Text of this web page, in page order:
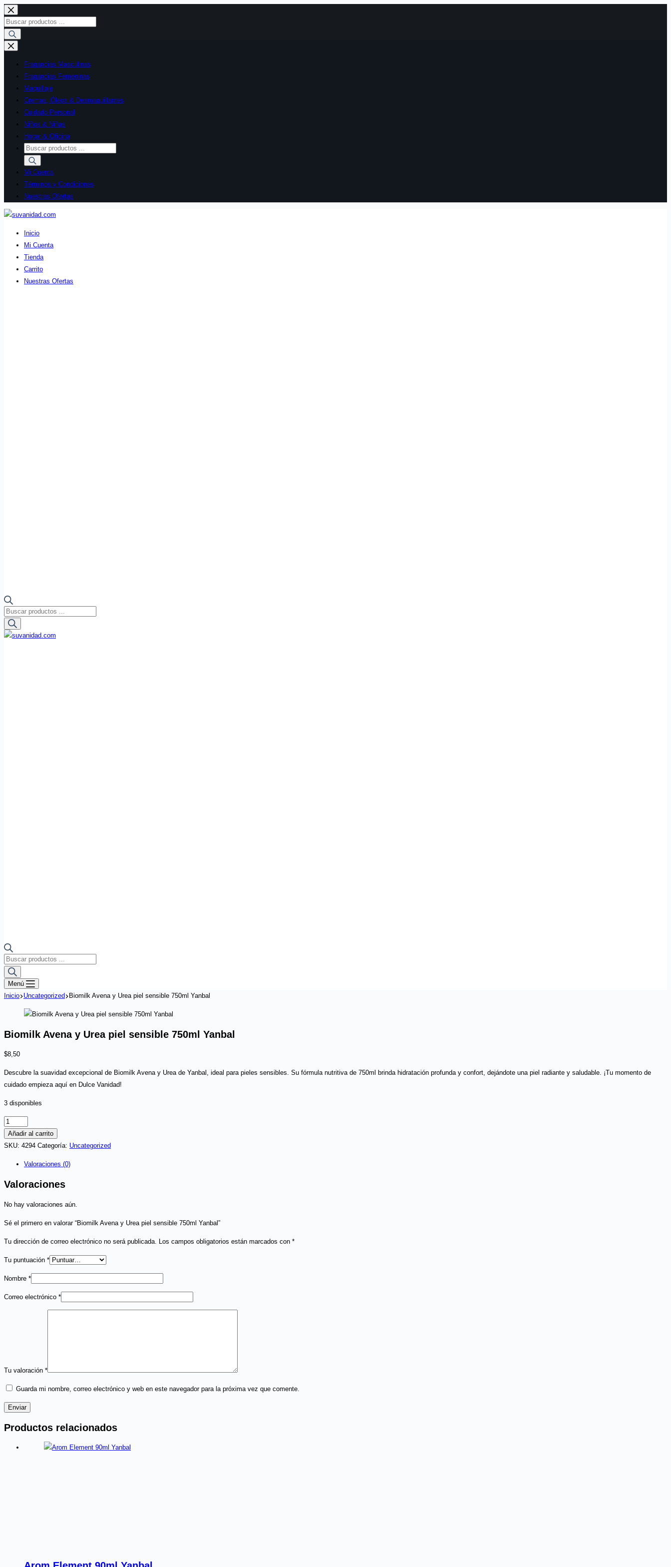
Saltar
al
contenido
Búsqueda
de
productos
Fragancias Masculinas
Fragancias Femeninas
Maquillaje
Cremas, Óleos & Desmaquillantes
Cuidado Personal
Niños & Niñas
Hogar & Oficina
Búsqueda
de
productos
Mi Cuenta
Términos y Condiciones
Nuestras Ofertas
Inicio
Mi Cuenta
Tienda
Carrito
Nuestras Ofertas
Búsqueda
de
productos
Búsqueda
de
productos
Menú
Inicio Uncategorized Biomilk Avena y Urea piel sensible 750ml Yanbal
Biomilk Avena y Urea piel sensible 750ml Yanbal
$8,50
Descubre la suavidad excepcional de Biomilk Avena y Urea de Yanbal, ideal para pieles sensibles. Su fórmula nutritiva de 750ml brinda hidratación profunda y confort, dejándote una piel radiante y saludable. ¡Tu momento de
cuidado empieza aquí en Dulce Vanidad!
3 disponibles
Biomilk
Avena
y
sensible
Yanbal
Añadir al carrito
SKU: 4294 Categoría: Uncategorized
Valoraciones (0)
Valoraciones
No hay valoraciones aún.
Sé el primero en valorar “Biomilk Avena y Urea piel sensible 750ml Yanbal”
Tu dirección de correo electrónico no será publicada. Los campos obligatorios están marcados con *
Tu puntuación *
Nombre *
Correo electrónico *
Tu valoración *
Guarda mi nombre, correo electrónico y web en este navegador para la próxima vez que comente.
Enviar
Productos relacionados